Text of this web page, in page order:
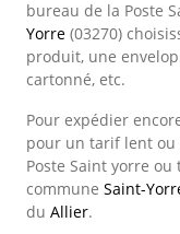
bureau de la Poste
Yorre (03270)
produit, une
cartonné, etc.
Pour expédier
pour un tarif lent ou
Poste Saint yorre
commune Saint-
du Allier.